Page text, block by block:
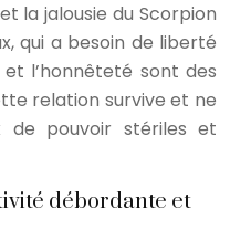
la jalousie du Scorpion
qui a besoin de liberté
l’honnêteté sont des
relation survive et ne
de pouvoir stériles et
débordante et